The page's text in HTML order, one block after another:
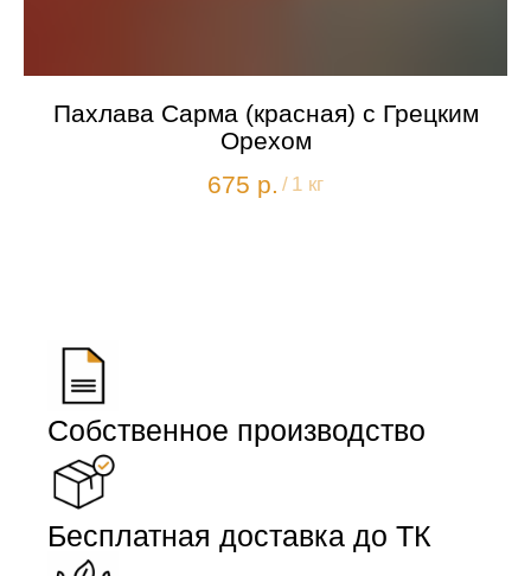
Пахлава Сарма (красная) с Грецким
Орехом
675 р. / 1 кг
Собственное производство
Бесплатная доставка до ТК